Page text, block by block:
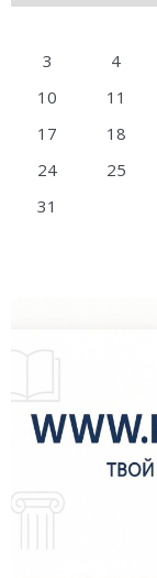
3
4
10
11
17
18
24
25
31